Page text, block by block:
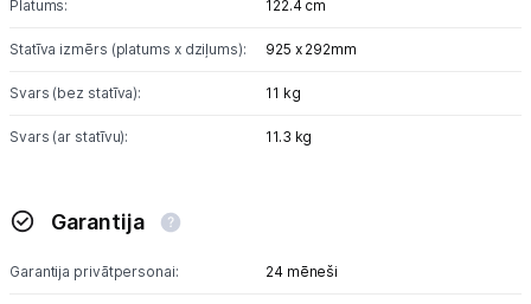
Platums: 122.4 cm
Statīva izmērs (platums x dziļums): 925 x 292mm
Svars (bez statīva): 11 kg
Svars (ar statīvu): 11.3 kg
Garantija
Garantija privātpersonai: 24 mēneši